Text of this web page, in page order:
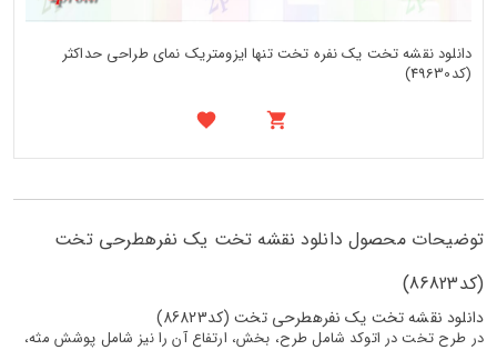
دانلود نقشه تخت یک نفره تخت تنها ایزومتریک نمای طراحی حداکثر
(کد49630)
توضیحات محصول دانلود نقشه تخت یک نفرهطرحی تخت
(کد86823)
دانلود نقشه تخت یک نفرهطرحی تخت (کد86823)
در طرح تخت در اتوکد شامل طرح، بخش، ارتفاع آن را نیز شامل پوشش مثه،